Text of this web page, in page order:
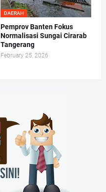
DAERAH
Pemprov Banten Fokus
Normalisasi Sungai Cirarab
Tangerang
February 25, 2026